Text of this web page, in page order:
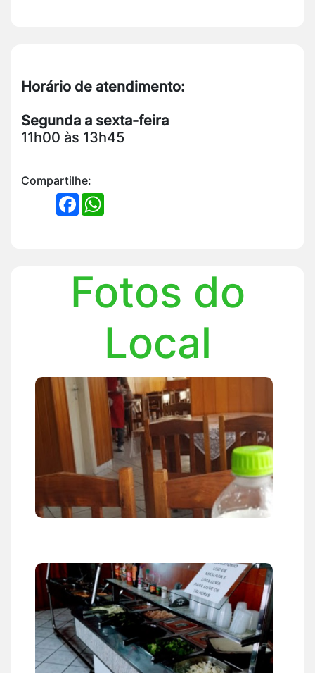
Horário de atendimento:
Segunda a sexta-feira
11h00 às 13h45
Compartilhe:
FACEBOOK
Fotos do
Local